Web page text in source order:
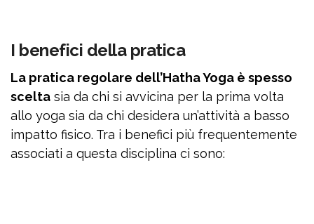
I benefici della pratica
La pratica regolare dell’Hatha Yoga è spesso
scelta sia da chi si avvicina per la prima volta
allo yoga sia da chi desidera un’attività a basso
impatto fisico. Tra i benefici più frequentemente
associati a questa disciplina ci sono: